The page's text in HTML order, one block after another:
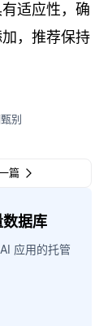
适应性，确
，推荐保持
别
篇
据库
应用的托管